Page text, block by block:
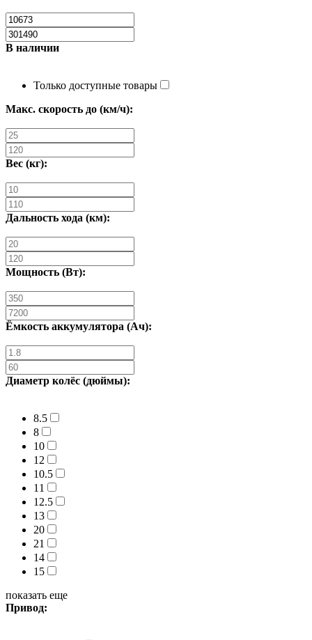
В наличии
Только доступные товары
Макс. скорость до (км/ч):
Вес (кг):
Дальность хода (км):
Мощность (Вт):
Ёмкость аккумулятора (Ач):
Диаметр колёс (дюймы):
8.5
8
10
12
10.5
11
12.5
13
20
21
14
15
показать еще
Привод: